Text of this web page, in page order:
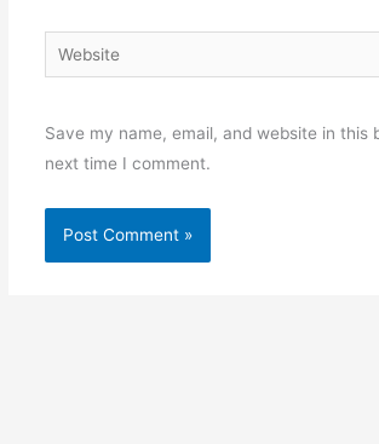
Website
Save my name, email, and website in this
next time I comment.